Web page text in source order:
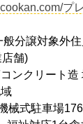
プ
分譲対象外
店舗)
ンクリート造
式駐車場